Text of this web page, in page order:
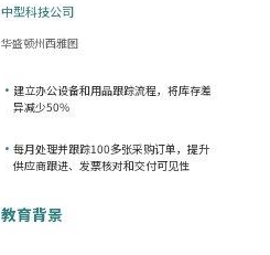
中型科技公司
华盛顿州西雅图
• 建立办公设备和用品跟踪流程，将库存差
异减少50%
• 每月处理并跟踪100多张采购订单，提升
供应商跟进、发票核对和交付可见性
教育背景